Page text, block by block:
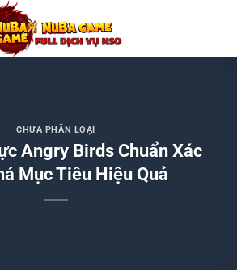
CHƯA PHÂN LOẠI
Angry Birds Chuẩn Xác
Mục Tiêu Hiệu Quả